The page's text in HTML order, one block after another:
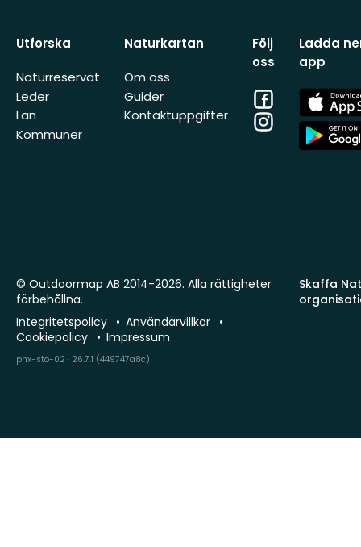
Utforska
Naturreservat
Leder
Län
Kommuner
Naturkartan
Om oss
Guider
Kontaktuppgifter
Följ
oss
Facebook
Instagram
Ladda
app
App
Store
App
Store
Skaffa
© Outdoormap AB 2014-2026. Alla rättigheter
förbehållna.
Integritetspolicy
Användarvillkor
Cookiepolicy
Impressum
phx-sto-02 · 26.7.1 (449747a8c)